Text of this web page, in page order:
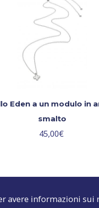
Eden a un modulo in
smalto
45,00€
avere informazioni sui